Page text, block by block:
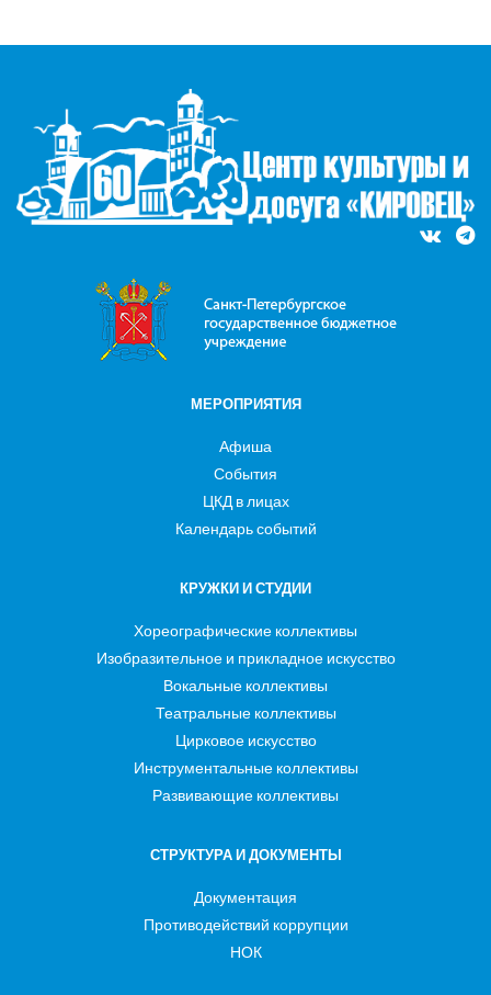
МЕРОПРИЯТИЯ
Афиша
События
ЦКД в лицах
Календарь событий
КРУЖКИ И СТУДИИ
Хореографические коллективы
Изобразительное и прикладное искусство
Вокальные коллективы
Театральные коллективы
Цирковое искусство
Инструментальные коллективы
Развивающие коллективы
СТРУКТУРА И ДОКУМЕНТЫ
Документация
Противодействий коррупции
НОК